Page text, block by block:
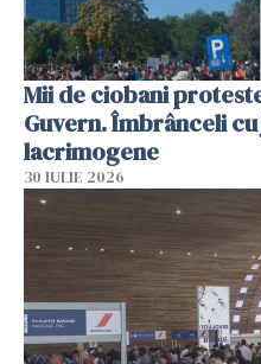
Mii de ciobani
Guvern. Îmbrânceli
lacrimogene
30 IULIE 2026